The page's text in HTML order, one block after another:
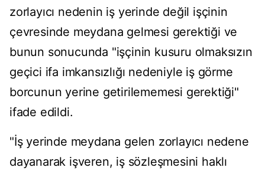
zorlayıcı nedenin iş yerinde değil işçinin
çevresinde meydana gelmesi gerektiği ve
bunun sonucunda "işçinin kusuru olmaksızın
geçici ifa imkansızlığı nedeniyle iş görme
borcunun yerine getirilememesi gerektiği"
ifade edildi.
"İş yerinde meydana gelen zorlayıcı nedene
dayanarak işveren, iş sözleşmesini haklı